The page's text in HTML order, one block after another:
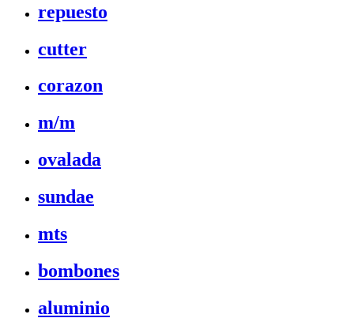
repuesto
cutter
corazon
m/m
ovalada
sundae
mts
bombones
aluminio